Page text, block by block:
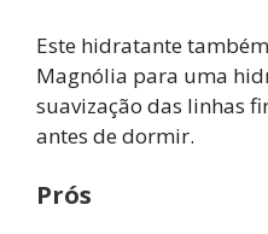
Este hidratante
Magnólia para uma
suavização das linhas
antes de dormir.
Prós